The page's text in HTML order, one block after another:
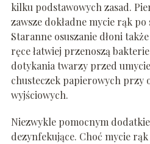
kilku podstawowych zasad.
zawsze dokładne mycie rąk
Staranne osuszanie dłoni
ręce łatwiej przenoszą
dotykania twarzy przed
chusteczek papierowych przy
wyjściowych.
Niezwykle pomocnym
dezynfekujące. Choć mycie